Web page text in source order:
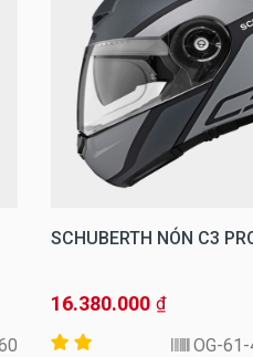
SCHUBERTH NÓN C3
16.380.000 ₫
57